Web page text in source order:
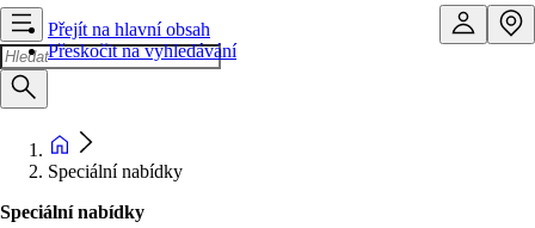
Přejít na hlavní obsah
Přeskočit na vyhledávání
Speciální nabídky
Speciální nabídky